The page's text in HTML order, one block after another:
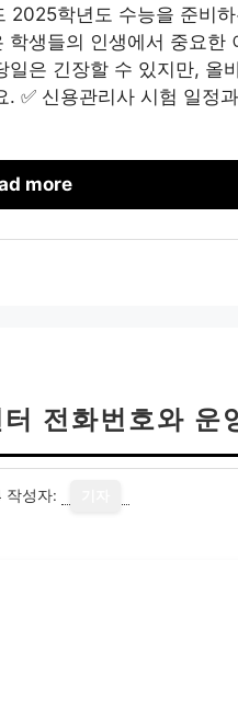
학년도 수능을 준비
생들의 인생에서 중요한
은 긴장할 수 있지만, 올
✅ 신용관리사 시험 일정
more
전화번호와 운
작성자: